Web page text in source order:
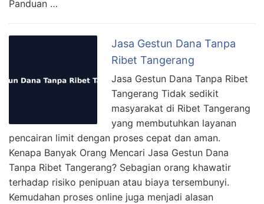
Panduan …
Jasa Gestun Dana Tanpa
Ribet Tangerang
Jasa Gestun Dana Tanpa Ribet
Tangerang Tidak sedikit
masyarakat di Ribet Tangerang
yang membutuhkan layanan
pencairan limit dengan proses cepat dan aman.
Kenapa Banyak Orang Mencari Jasa Gestun Dana
Tanpa Ribet Tangerang? Sebagian orang khawatir
terhadap risiko penipuan atau biaya tersembunyi.
Kemudahan proses online juga menjadi alasan